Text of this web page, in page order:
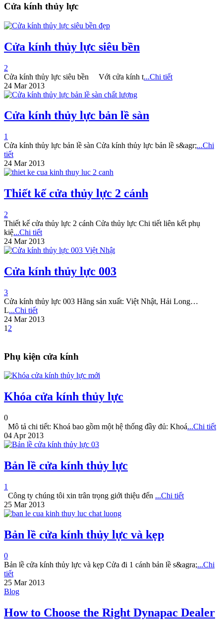
Cửa kính thủy lực
Cửa kính thủy lực siêu bền
2
Cửa kính thủy lực siêu bền Với cửa kính t...Chi tiết
24 Mar 2013
Cửa kính thủy lực bản lề sàn
1
Cửa kính thủy lực bản lề sàn Cửa kính thủy lực bản lề s&agr;...Chi
tiết
24 Mar 2013
Thiết kế cửa thủy lực 2 cánh
2
Thiết kế cửa thủy lực 2 cánh Cửa thủy lực Chi tiết liên kết phụ
kiệ...Chi tiết
24 Mar 2013
Cửa kính thủy lực 003
3
Cửa kính thủy lực 003 Hãng sản xuất: Việt Nhật, Hải Long…
L...Chi tiết
24 Mar 2013
1 2
Phụ kiện cửa kính
Khóa cửa kính thủy lực
0
Mô tả chi tiết: Khoá bao gồm một hệ thống đầy đủ: Khoá...Chi tiết
04 Apr 2013
Bản lề cửa kính thủy lực
1
Công ty chúng tôi xin trân trọng giới thiệu đến ...Chi tiết
25 Mar 2013
Bản lề cửa kính thủy lực và kẹp
0
Bản lề cửa kính thủy lực và kẹp Cửa đi 1 cánh bản lề s&agra;...Chi
tiết
25 Mar 2013
Blog
How to Choose the Right Dynapac Dealer